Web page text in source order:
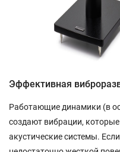
Эффективная
Работающие динамики (в
создают вибрации,
акустические системы.